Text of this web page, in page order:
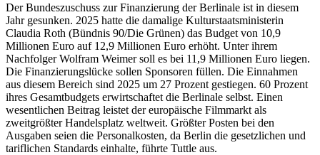
Der Bundeszuschuss zur Finanzierung der Berlinale ist in diesem
Jahr gesunken. 2025 hatte die damalige Kulturstaatsministerin
Claudia Roth (Bündnis 90/Die Grünen) das Budget von 10,9
Millionen Euro auf 12,9 Millionen Euro erhöht. Unter ihrem
Nachfolger Wolfram Weimer soll es bei 11,9 Millionen Euro liegen.
Die Finanzierungslücke sollen Sponsoren füllen. Die Einnahmen
aus diesem Bereich sind 2025 um 27 Prozent gestiegen. 60 Prozent
ihres Gesamtbudgets erwirtschaftet die Berlinale selbst. Einen
wesentlichen Beitrag leistet der europäische Filmmarkt als
zweitgrößter Handelsplatz weltweit. Größter Posten bei den
Ausgaben seien die Personalkosten, da Berlin die gesetzlichen und
tariflichen Standards einhalte, führte Tuttle aus.